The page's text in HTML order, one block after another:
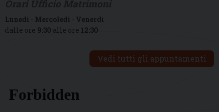
Lunedì - Mercoledì - Venerdì
dalle ore 9:30 alle ore 12:30
Vedi tutti gli appuntamenti